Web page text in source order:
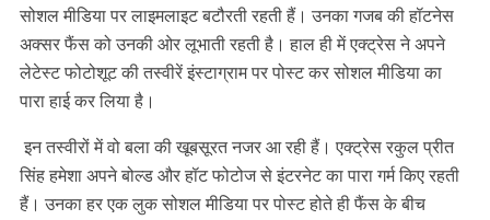
सोशल मीडिया पर लाइमलाइट बटौरती रहती हैं। उनका गजब की हॉटनेस
अक्सर फैंस को उनकी ओर लूभाती रहती है। हाल ही में एक्ट्रेस ने अपने
लेटेस्ट फोटोशूट की तस्वीरें इंस्टाग्राम पर पोस्ट कर सोशल मीडिया का
पारा हाई कर लिया है।
इन तस्वीरों में वो बला की खूबसूरत नजर आ रही हैं। एक्ट्रेस रकुल प्रीत
सिंह हमेशा अपने बोल्ड और हॉट फोटोज से इंटरनेट का पारा गर्म किए रहती
हैं। उनका हर एक लुक सोशल मीडिया पर पोस्ट होते ही फैंस के बीच